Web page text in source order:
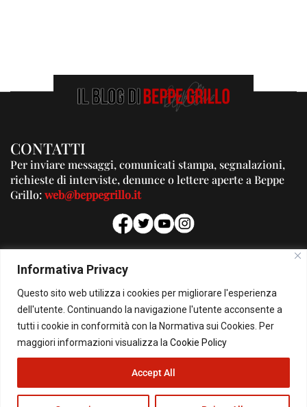
Informativa Privacy
Questo sito web utilizza i cookies per migliorare l'esperienza
dell'utente. Continuando la navigazione l'utente acconsente a
tutti i cookie in conformità con la Normativa sui Cookies. Per
maggiori informazioni visualizza la Cookie Policy
Accept All
CONTATTI
Per inviare messaggi, comunicati stampa, segnalazioni,
richieste di interviste, denunce o lettere aperte a Beppe
Grillo:web@beppegrillo.it
PUBBLICITA'
Per la tua pubblicità su questo Blog:
pubblicita@beppegrillo.it
© Copyright 2026 - Il Blog di Beppe Grillo. All Rights Reserved - Powered by
happygrafic.com